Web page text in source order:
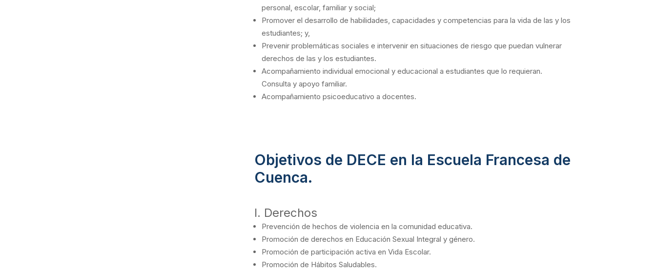
personal, escolar, familiar y social;
Promover el desarrollo de habilidades, capacidades y competencias para la vida de las y los
estudiantes; y,
Prevenir problemáticas sociales e intervenir en situaciones de riesgo que puedan vulnerar
derechos de las y los estudiantes.
Acompañamiento individual emocional y educacional a estudiantes que lo requieran.
Consulta y apoyo familiar.
Acompañamiento psicoeducativo a docentes.
Objetivos de DECE en la Escuela Francesa de
Cuenca.
I. Derechos
Prevención de hechos de violencia en la comunidad educativa.
Promoción de derechos en Educación Sexual Integral y género.
Promoción de participación activa en Vida Escolar.
Promoción de Hábitos Saludables.